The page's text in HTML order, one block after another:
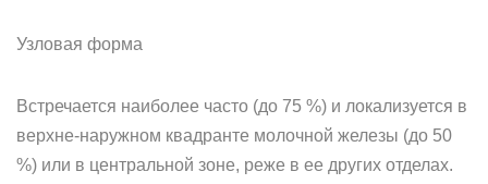
Узловая форма
Встречается наиболее часто (до 75 %) и локализуется в
верхне-наружном квадранте молочной железы (до 50
%) или в центральной зоне, реже в ее других отделах.